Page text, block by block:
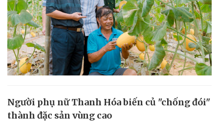
Người phụ nữ Thanh Hóa biến củ "chống đói"
thành đặc sản vùng cao